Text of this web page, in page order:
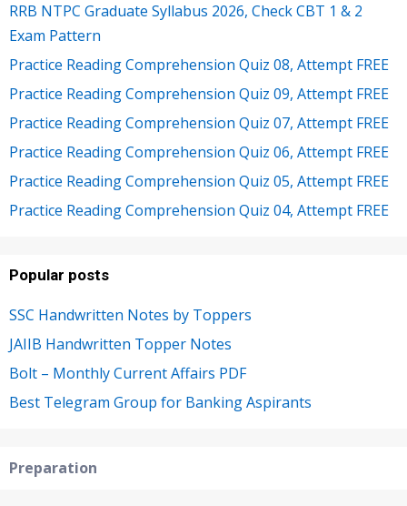
RRB NTPC Graduate Syllabus 2026, Check CBT 1 & 2
Exam Pattern
Practice Reading Comprehension Quiz 08, Attempt FREE
Practice Reading Comprehension Quiz 09, Attempt FREE
Practice Reading Comprehension Quiz 07, Attempt FREE
Practice Reading Comprehension Quiz 06, Attempt FREE
Practice Reading Comprehension Quiz 05, Attempt FREE
Practice Reading Comprehension Quiz 04, Attempt FREE
Popular posts
SSC Handwritten Notes by Toppers
JAIIB Handwritten Topper Notes
Bolt – Monthly Current Affairs PDF
Best Telegram Group for Banking Aspirants
Preparation